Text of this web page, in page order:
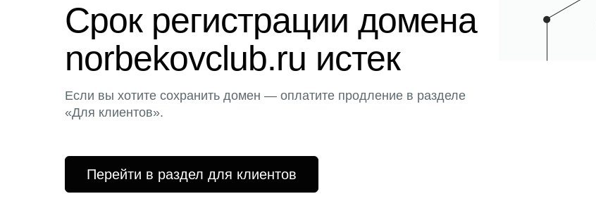
Срок регистрации домена
norbekovclub.ru истек
Если вы хотите сохранить домен — оплатите продление в разделе
«Для клиентов».
Перейти в раздел для клиентов